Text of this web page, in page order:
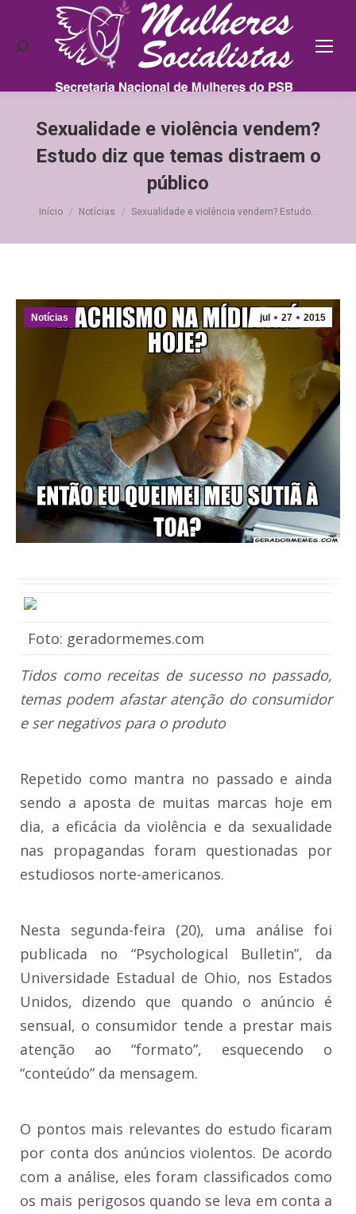
Search:
Sexualidade e violência vendem?
Estudo diz que temas distraem o
público
Você está aqui:
Início Notícias Sexualidade e violência vendem? Estudo…
jul 27 2015
Notícias
Foto: geradormemes.com
Tidos como receitas de sucesso no passado,
temas podem afastar atenção do consumidor
e ser negativos para o produto
Repetido como mantra no passado e ainda
sendo a aposta de muitas marcas hoje em
dia, a eficácia da violência e da sexualidade
nas propagandas foram questionadas por
estudiosos norte-americanos.
Nesta segunda-feira (20), uma análise foi
publicada no “Psychological Bulletin”, da
Universidade Estadual de Ohio, nos Estados
Unidos, dizendo que quando o anúncio é
sensual, o consumidor tende a prestar mais
atenção ao “formato”, esquecendo o
“conteúdo” da mensagem.
O pontos mais relevantes do estudo ficaram
por conta dos anúncios violentos. De acordo
com a análise, eles foram classificados como
os mais perigosos quando se leva em conta a